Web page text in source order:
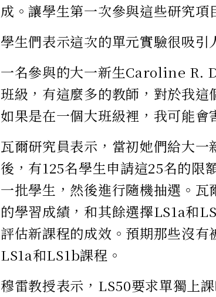
成。讓學生第一次參與這些研究項
學生們表示這次的單元實驗很吸引
一名參與的大一新生Caroline R.
班級，有這麼多的教師，對於我
如果是在一個大班級裡，我可能會
瓦爾研究員表示，當初她們給大
後，有125名學生申請這25名的限
一批學生，然後進行隨機抽選。
的學習成績，和其餘選擇LS1a和
評估新課程的成效。預期那些沒
LS1a和LS1b課程。
穆雷教授表示，LS50要求單獨上